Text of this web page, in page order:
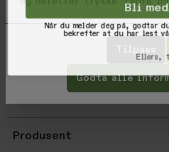
Produsent
Godta alle
Bli
Når du melder deg på, godtar
bekrefter at du har lest
Ellers,